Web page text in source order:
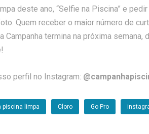
deste ano, “Selfie na Piscina” e
Quem receber o maior número de
termina na próxima semana,
perfil no Instagram:
piscina limpa Cloro Go Pro